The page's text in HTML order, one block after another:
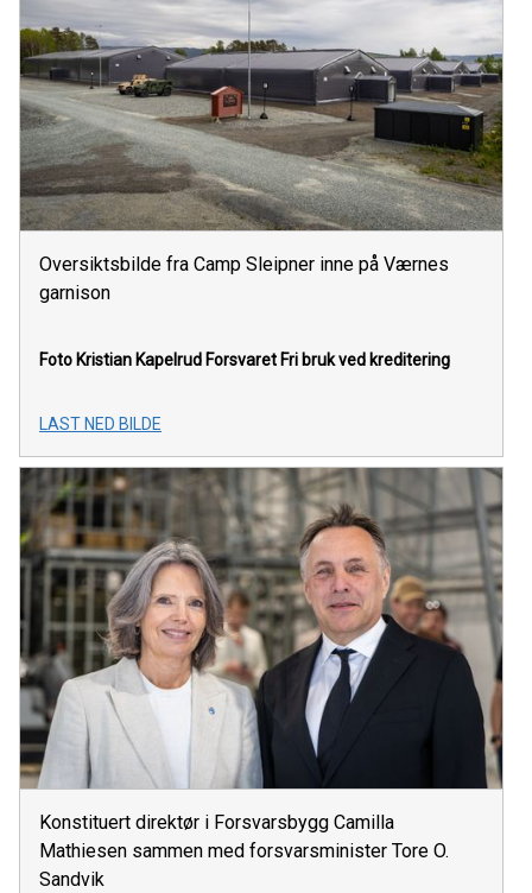
Oversiktsbilde fra Camp Sleipner inne på Værnes
garnison
Foto Kristian Kapelrud Forsvaret Fri bruk ved kreditering
LAST NED BILDE
Konstituert direktør i Forsvarsbygg Camilla
Mathiesen sammen med forsvarsminister Tore O.
Sandvik